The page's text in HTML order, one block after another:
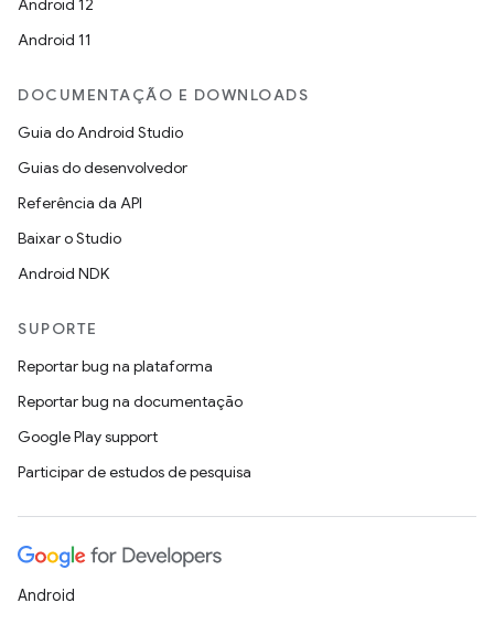
Android 12
Android 11
DOCUMENTAÇÃO E DOWNLOADS
Guia do Android Studio
Guias do desenvolvedor
Referência da API
Baixar o Studio
Android NDK
SUPORTE
Reportar bug na plataforma
Reportar bug na documentação
Google Play support
Participar de estudos de pesquisa
Android